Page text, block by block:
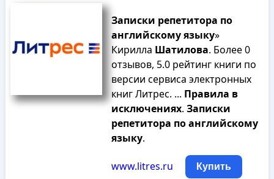
Записки репетитора по
английскомуязыку»
Кирилла Шатилова. Более 0
отзывов, 5.0 рейтинг книги по
версии сервиса электронных
книг Литрес. ... Правила в
исключениях. Записки
репетитора поанглийскому
языку.
www.litres.ru Купить